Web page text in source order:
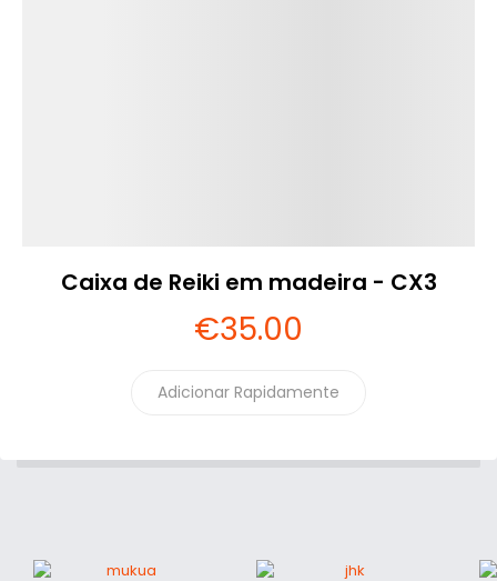
Caixa de Reiki em madeira - CX3
€35.00
Adicionar Rapidamente